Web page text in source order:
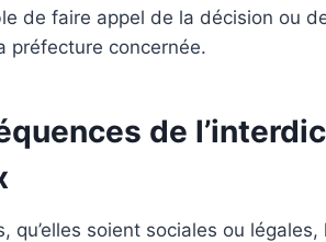
de faire appel de la décision ou
préfecture concernée.
de
qu’elles soient sociales ou